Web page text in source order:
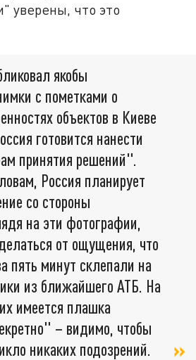
уверены, что это
якобы
с пометками о
объектов в Киеве
готовится нанести
принятия решений".
Россия планирует
со стороны
на эти фотографии,
от ощущения, что
пять минут склепали на
из ближайшего АТБ. На
имеется плашка
– видимо, чтобы
никаких подозрений.